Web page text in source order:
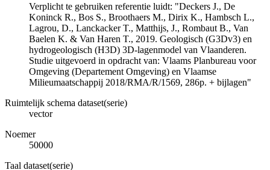
Verplicht te gebruiken referentie luidt: "Deckers J., De
Koninck R., Bos S., Broothaers M., Dirix K., Hambsch L.,
Lagrou, D., Lanckacker T., Matthijs, J., Rombaut B., Van
Baelen K. & Van Haren T., 2019. Geologisch (G3Dv3) en
hydrogeologisch (H3D) 3D-lagenmodel van Vlaanderen.
Studie uitgevoerd in opdracht van: Vlaams Planbureau voor
Omgeving (Departement Omgeving) en Vlaamse
Milieumaatschappij 2018/RMA/R/1569, 286p. + bijlagen"
Ruimtelijk schema dataset(serie)
vector
Noemer
50000
Taal dataset(serie)